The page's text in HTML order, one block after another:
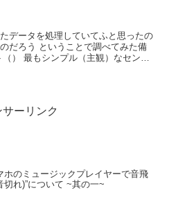
データを処理していてふと思ったの
だろう ということで調べてみた備
） 最もシンプル（主観）なセンサ
サーリンク
ホのミュージックプレイヤーで音飛
切れ)”について ~其の一~